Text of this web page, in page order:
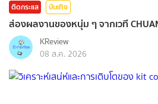
ติดกระแส บันเทิง
ส่องผลงานของหนุ่ม ๆ จากเวที
KReview
08 ส.ค. 2026